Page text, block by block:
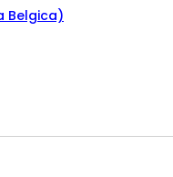
Belgica)